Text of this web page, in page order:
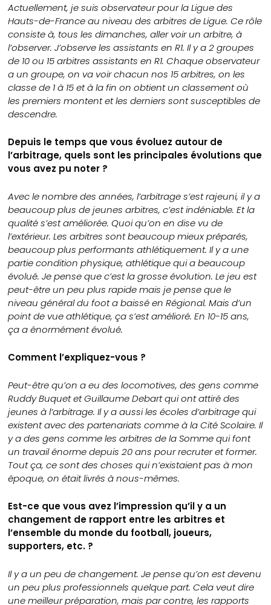
Actuellement, je suis observateur pour la Ligue des
Hauts-de-France au niveau des arbitres de Ligue. Ce rôle
consiste à, tous les dimanches, aller voir un arbitre, à
l’observer. J’observe les assistants en R1. Il y a 2 groupes
de 10 ou 15 arbitres assistants en R1. Chaque observateur
a un groupe, on va voir chacun nos 15 arbitres, on les
classe de 1 à 15 et à la fin on obtient un classement où
les premiers montent et les derniers sont susceptibles de
descendre.
Depuis le temps que vous évoluez autour de
l’arbitrage, quels sont les principales évolutions que
vous avez pu noter ?
Avec le nombre des années, l’arbitrage s’est rajeuni, il y a
beaucoup plus de jeunes arbitres, c’est indéniable. Et la
qualité s’est améliorée. Quoi qu’on en dise vu de
l’extérieur. Les arbitres sont beaucoup mieux préparés,
beaucoup plus performants athlétiquement. Il y a une
partie condition physique, athlétique qui a beaucoup
évolué. Je pense que c’est la grosse évolution. Le jeu est
peut-être un peu plus rapide mais je pense que le
niveau général du foot a baissé en Régional. Mais d’un
point de vue athlétique, ça s’est amélioré. En 10-15 ans,
ça a énormément évolué.
Comment l’expliquez-vous ?
Peut-être qu’on a eu des locomotives, des gens comme
Ruddy Buquet et Guillaume Debart qui ont attiré des
jeunes à l’arbitrage. Il y a aussi les écoles d’arbitrage qui
existent avec des partenariats comme à la Cité Scolaire. Il
y a des gens comme les arbitres de la Somme qui font
un travail énorme depuis 20 ans pour recruter et former.
Tout ça, ce sont des choses qui n’existaient pas à mon
époque, on était livrés à nous-mêmes.
Est-ce que vous avez l’impression qu’il y a un
changement de rapport entre les arbitres et
l’ensemble du monde du football, joueurs,
supporters, etc. ?
Il y a un peu de changement. Je pense qu’on est devenu
un peu plus professionnels quelque part. Cela veut dire
une meilleur préparation, mais par contre, les rapports